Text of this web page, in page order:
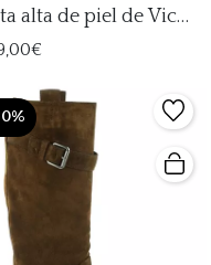
alta de piel de Vic